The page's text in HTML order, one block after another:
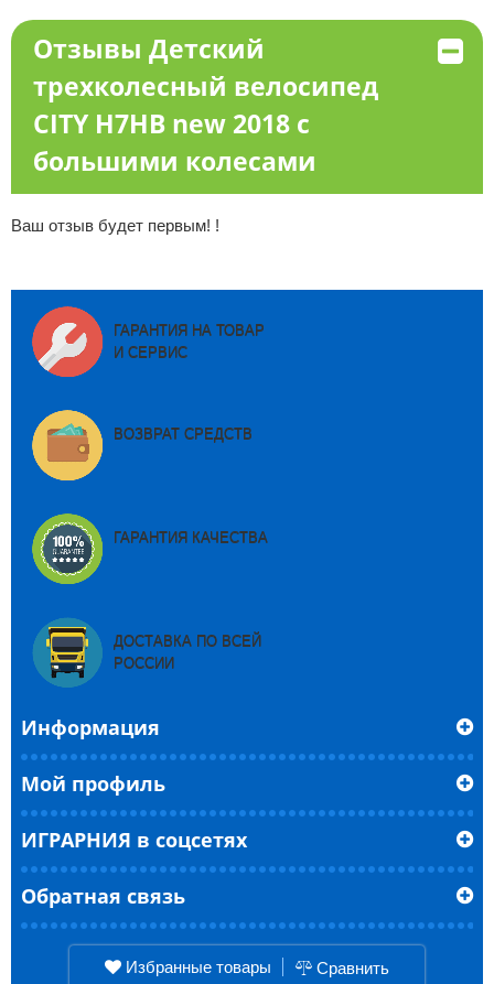
Отзывы Детский
трехколесный велосипед
CITY H7HB new 2018 с
большими колесами
Ваш отзыв будет первым! !
ГАРАНТИЯ НА ТОВАР
И СЕРВИС
ВОЗВРАТ СРЕДСТВ
ГАРАНТИЯ КАЧЕСТВА
ДОСТАВКА ПО ВСЕЙ
РОССИИ
Информация
Мой профиль
ИГРАРНИЯ в соцсетях
Обратная связь
Избранные товары